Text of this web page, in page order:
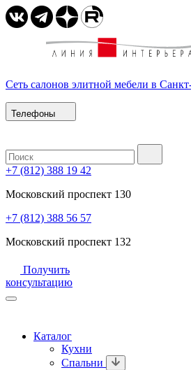
Сеть салонов элитной мебели в
Телефоны
+7 (812) 388 19 42
Московский проспект 130
+7 (812) 388 56 57
Московский проспект 132
Получить
консультацию
Каталог
Кухни
Спальни